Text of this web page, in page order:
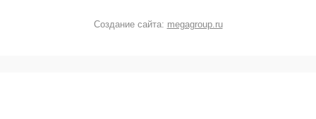
Создание сайта: megagroup.ru